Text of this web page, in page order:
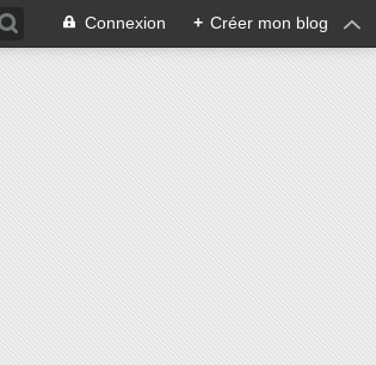
Connexion + Créer mon blog